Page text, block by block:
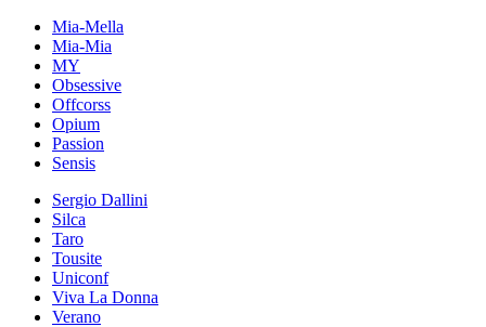
Mia-Mella
Mia-Mia
MY
Obsessive
Offcorss
Opium
Passion
Sensis
Sergio Dallini
Silca
Taro
Tousite
Uniconf
Viva La Donna
Verano